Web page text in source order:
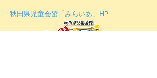
秋田県児童会館「みらいあ」HP